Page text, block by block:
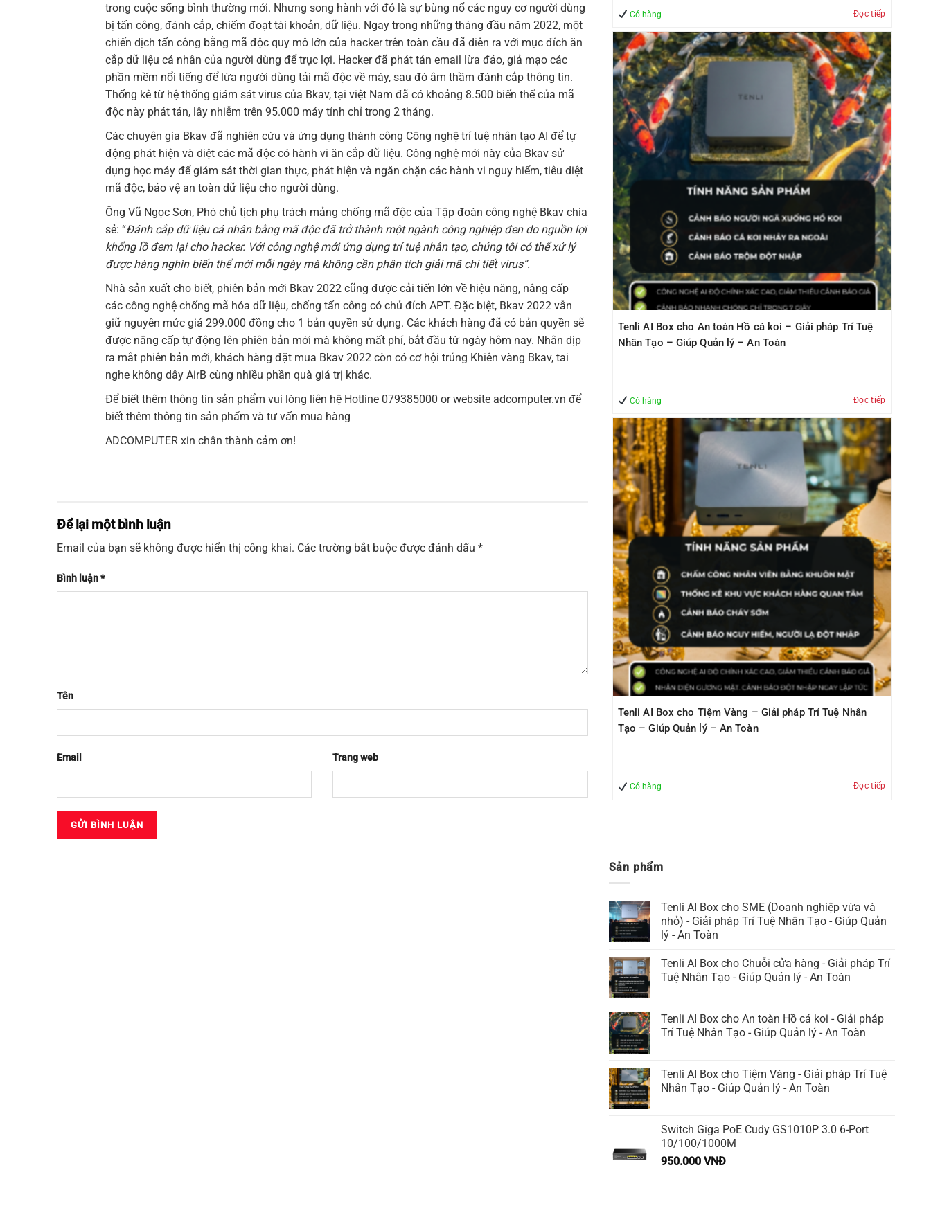
trong cuộc sống bình thường mới. Nhưng song hành với đó là sự bùng nổ các nguy cơ người dùng
bị tấn công, đánh cắp, chiếm đoạt tài khoản, dữ liệu. Ngay trong những tháng đầu năm 2022, một
chiến dịch tấn công bằng mã độc quy mô lớn của hacker trên toàn cầu đã diễn ra với mục đích ăn
cắp dữ liệu cá nhân của người dùng để trục lợi. Hacker đã phát tán email lừa đảo, giả mạo các
phần mềm nổi tiếng để lừa người dùng tải mã độc về máy, sau đó âm thầm đánh cắp thông tin.
Thống kê từ hệ thống giám sát virus của Bkav, tại việt Nam đã có khoảng 8.500 biến thể của mã
độc này phát tán, lây nhiễm trên 95.000 máy tính chỉ trong 2 tháng.
Các chuyên gia Bkav đã nghiên cứu và ứng dụng thành công Công nghệ trí tuệ nhân tạo AI để tự
động phát hiện và diệt các mã độc có hành vi ăn cắp dữ liệu. Công nghệ mới này của Bkav sử
dụng học máy để giám sát thời gian thực, phát hiện và ngăn chặn các hành vi nguy hiểm, tiêu diệt
mã độc, bảo vệ an toàn dữ liệu cho người dùng.
Ông Vũ Ngọc Sơn, Phó chủ tịch phụ trách mảng chống mã độc của Tập đoàn công nghệ Bkav chia
sẻ: “Đánh cắp dữ liệu cá nhân bằng mã độc đã trở thành một ngành công nghiệp đen do nguồn lợi
khổng lồ đem lại cho hacker. Với công nghệ mới ứng dụng trí tuệ nhân tạo, chúng tôi có thể xử lý
được hàng nghìn biến thể mới mỗi ngày mà không cần phân tích giải mã chi tiết virus”.
Nhà sản xuất cho biết, phiên bản mới Bkav 2022 cũng được cải tiến lớn về hiệu năng, nâng cấp
các công nghệ chống mã hóa dữ liệu, chống tấn công có chủ đích APT. Đặc biệt, Bkav 2022 vẫn
giữ nguyên mức giá 299.000 đồng cho 1 bản quyền sử dụng. Các khách hàng đã có bản quyền sẽ
được nâng cấp tự động lên phiên bản mới mà không mất phí, bắt đầu từ ngày hôm nay. Nhân dịp
ra mắt phiên bản mới, khách hàng đặt mua Bkav 2022 còn có cơ hội trúng Khiên vàng Bkav, tai
nghe không dây AirB cùng nhiều phần quà giá trị khác.
Để biết thêm thông tin sản phẩm vui lòng liên hệ Hotline 079385000 or website adcomputer.vn để
biết thêm thông tin sản phẩm và tư vấn mua hàng
ADCOMPUTER xin chân thành cảm ơn!
Để lại một bình luận
Email của bạn sẽ không được hiển thị công khai. Các trường bắt buộc được đánh dấu *
Bình luận*
Tên
Email Trang web
Có hàng Đọc tiếp
Tenli AI Box cho An toàn Hồ cá koi – Giải pháp Trí Tuệ
Nhân Tạo – Giúp Quản lý – An Toàn
Có hàng Đọc tiếp
Tenli AI Box cho Tiệm Vàng – Giải pháp Trí Tuệ Nhân
Tạo – Giúp Quản lý – An Toàn
Có hàng Đọc tiếp
Sản phẩm
Tenli AI Box cho SME (Doanh nghiệp vừa và
nhỏ) - Giải pháp Trí Tuệ Nhân Tạo - Giúp Quản
lý - An Toàn
Tenli AI Box cho Chuỗi cửa hàng - Giải pháp Trí
Tuệ Nhân Tạo - Giúp Quản lý - An Toàn
Tenli AI Box cho An toàn Hồ cá koi - Giải pháp
Trí Tuệ Nhân Tạo - Giúp Quản lý - An Toàn
Tenli AI Box cho Tiệm Vàng - Giải pháp Trí Tuệ
Nhân Tạo - Giúp Quản lý - An Toàn
Switch Giga PoE Cudy GS1010P 3.0 6-Port
10/100/1000M
950.000 VNĐ